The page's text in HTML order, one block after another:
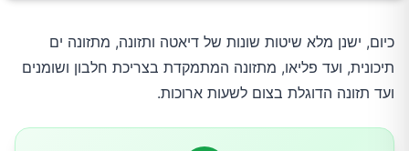
1. התמקדו ב"מזון אמיתי" (לא מעובד)
2. תעדוף חלבון
כיום, ישנן מלא שיטות שונות של דיאטה ותזונה, מתזונה ים
תיכונית, ועד פליאו, מתזונה המתמקדת בצריכת חלבון ושומנים
ועד תזונה הדוגלת בצום לשעות ארוכות.